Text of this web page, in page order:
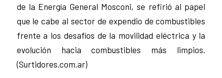
de la Energía General Mosconi, se refirió al papel
que le cabe al sector de expendio de combustibles
frente a los desafíos de la movilidad eléctrica y la
evolución hacia combustibles más limpios.
(Surtidores.com.ar)